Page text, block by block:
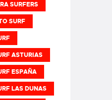
SURFERS
SURF
ASTURIAS
ESPAÑA
LAS DUNAS